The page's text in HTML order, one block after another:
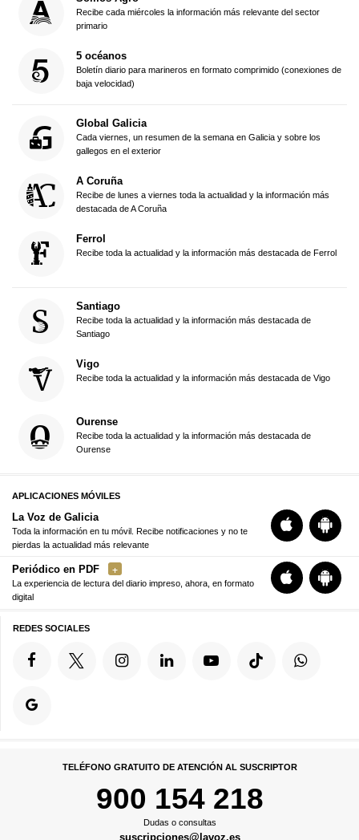
Recibe cada miércoles la información más relevante del sector
primario
5 océanos
Boletín diario para marineros en formato comprimido (conexiones de
baja velocidad)
Global Galicia
Cada viernes, un resumen de la semana en Galicia y sobre los
gallegos en el exterior
A Coruña
Recibe de lunes a viernes toda la actualidad y la información más
destacada de A Coruña
Ferrol
Recibe toda la actualidad y la información más destacada de Ferrol
Santiago
Recibe toda la actualidad y la información más destacada de
Santiago
Vigo
Recibe toda la actualidad y la información más destacada de Vigo
Ourense
Recibe toda la actualidad y la información más destacada de
Ourense
APLICACIONES MÓVILES
La Voz de Galicia
Toda la información en tu móvil. Recibe notificaciones y no te
pierdas la actualidad más relevante
Periódico en PDF
La experiencia de lectura del diario impreso, ahora, en formato
digital
REDES SOCIALES
TELÉFONO GRATUITO DE ATENCIÓN AL SUSCRIPTOR
900 154 218
Dudas o consultas
suscripciones@lavoz.es